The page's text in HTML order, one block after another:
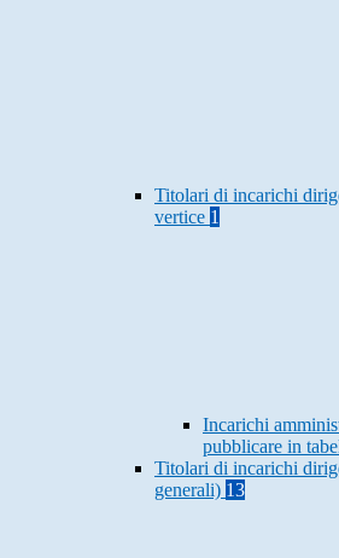
Titolari di incarichi
vertice 1
Incarichi
pubblicare in
Titolari di incarichi
generali) 13